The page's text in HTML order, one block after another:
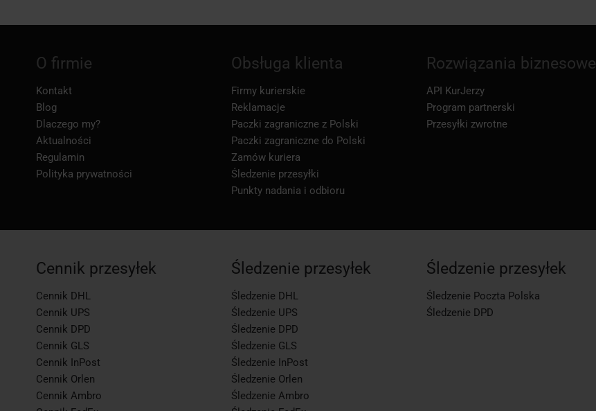
O firmie
Kontakt
Blog
Dlaczego my?
Aktualności
Regulamin
Polityka prywatności
Obsługa klienta
Firmy kurierskie
Reklamacje
Paczki zagraniczne z Polski
Paczki zagraniczne do Polski
Zamów kuriera
Śledzenie przesyłki
Punkty nadania i odbioru
Rozwiązania biznesowe
API KurJerzy
Program partnerski
Przesyłki zwrotne
Cennik przesyłek
Cennik DHL
Cennik UPS
Cennik DPD
Cennik GLS
Cennik InPost
Cennik Orlen
Cennik Ambro
Śledzenie przesyłek
Śledzenie DHL
Śledzenie UPS
Śledzenie DPD
Śledzenie GLS
Śledzenie InPost
Śledzenie Orlen
Śledzenie Ambro
Śledzenie przesyłek
Śledzenie Poczta Polska
Śledzenie DPD